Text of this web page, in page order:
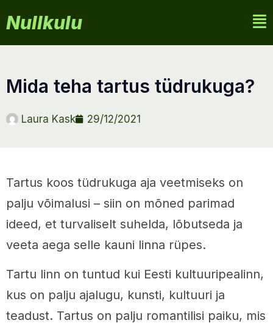
Nullkulu
mida teha tartus tüdrukuga?
Laura Kask 29/12/2021
Tartus koos tüdrukuga aja veetmiseks on
palju võimalusi – siin on mõned parimad
ideed, et turvaliselt suhelda, lõbutseda ja
veeta aega selle kauni linna rüpes.
Tartu linn on tuntud kui Eesti kultuuripealinn,
kus on palju ajalugu, kunsti, kultuuri ja
teadust. Tartus on palju romantilisi paiku, mis